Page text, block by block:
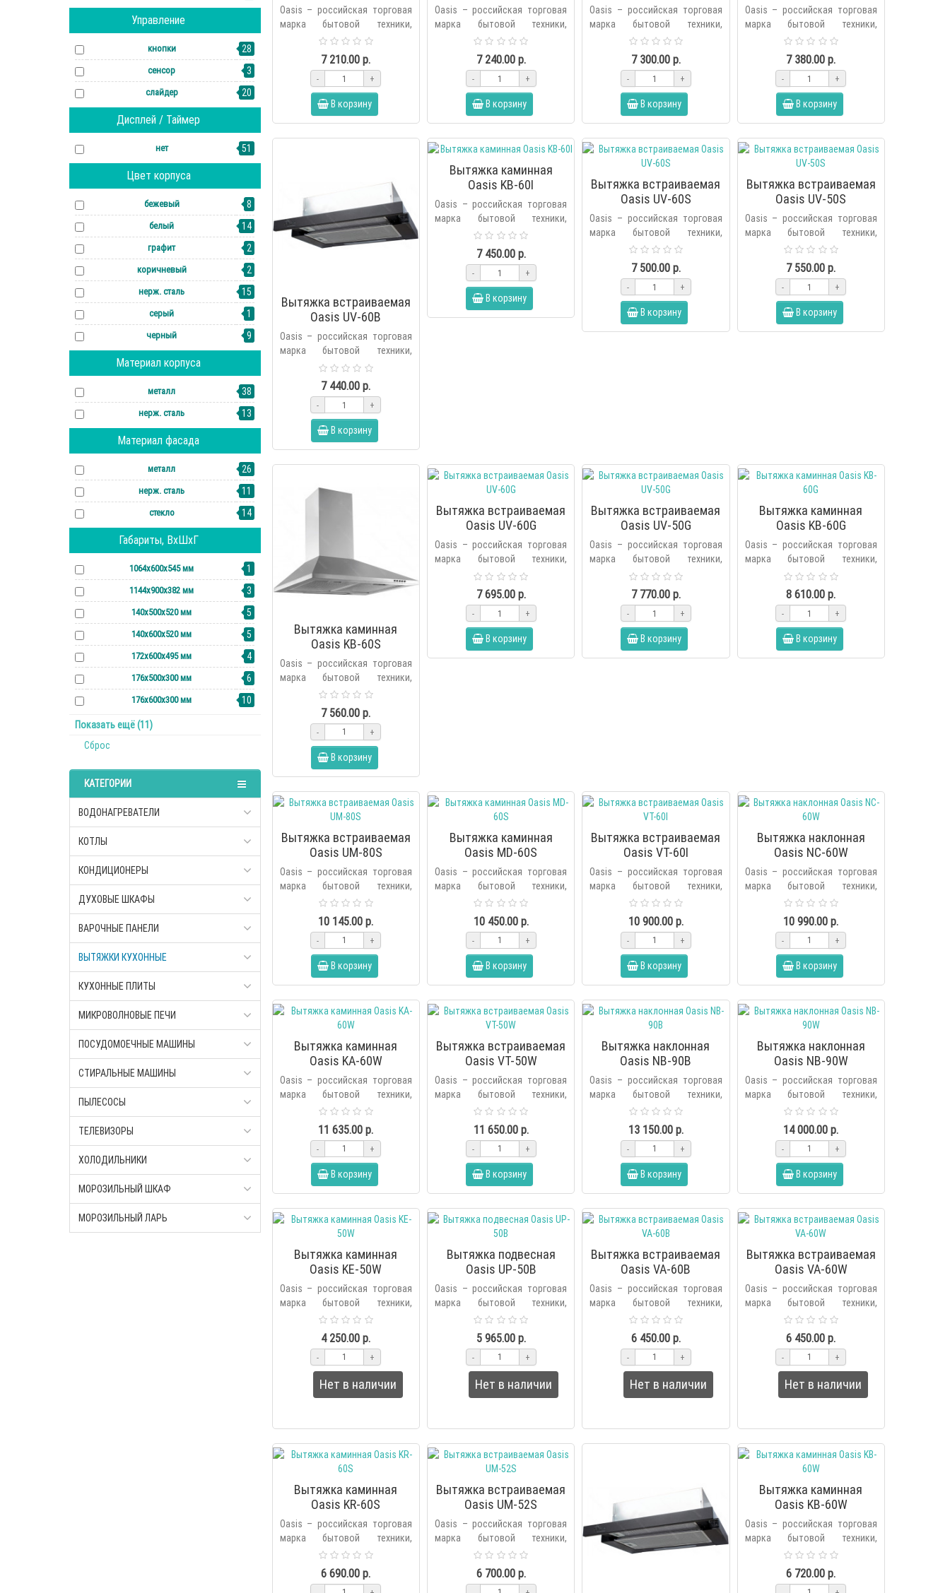
Управление
кнопки 28
сенсор 3
слайдер 20
Дисплей / Таймер
нет 51
Цвет корпуса
бежевый 8
белый 14
графит 2
коричневый 2
нерж. сталь 15
серый 1
черный 9
Материал корпуса
металл 38
нерж. сталь 13
Материал фасада
металл 26
нерж. сталь 11
стекло 14
Габариты, ВхШхГ
1064х600х545 мм 1
1144х900х382 мм 3
140х500х520 мм 5
140х600х520 мм 5
172х600х495 мм 4
176х500х300 мм 6
176х600х300 мм 10
190х600х500 мм
254х700х254 мм 1
820х600х500 мм 1
830х600х450 мм 3
830х600х480 мм 1
885х600х365 мм 1
960х600х475 мм 2
Показать ещё (11)
Сброс
КАТЕГОРИИ
ВОДОНАГРЕВАТЕЛИ
КОТЛЫ
КОНДИЦИОНЕРЫ
ДУХОВЫЕ ШКАФЫ
ВАРОЧНЫЕ ПАНЕЛИ
ВЫТЯЖКИ КУХОННЫЕ
КУХОННЫЕ ПЛИТЫ
МИКРОВОЛНОВЫЕ ПЕЧИ
ПОСУДОМОЕЧНЫЕ МАШИНЫ
СТИРАЛЬНЫЕ МАШИНЫ
ПЫЛЕСОСЫ
ТЕЛЕВИЗОРЫ
ХОЛОДИЛЬНИКИ
МОРОЗИЛЬНЫЙ ШКАФ
МОРОЗИЛЬНЫЙ ЛАРЬ
Oasis – российская торговая
марка бытовой техники,
основанная холдингом Forte в
2006 году. В продуктовую
линейку бренда вх..
7 210.00 р.
- +
В корзину
Oasis – российская торговая
марка бытовой техники,
основанная холдингом Forte в
2006 году. В продуктовую
линейку бренда вх..
7 240.00 р.
- +
В корзину
Oasis – российская торговая
марка бытовой техники,
основанная холдингом Forte в
2006 году. В продуктовую
линейку бренда вх..
7 300.00 р.
- +
В корзину
Oasis – российская торговая
марка бытовой техники,
основанная холдингом Forte в
2006 году. В продуктовую
линейку бренда вх..
7 380.00 р.
- +
В корзину
Вытяжка встраиваемая
Oasis UV-60B
Oasis – российская торговая
марка бытовой техники,
основанная холдингом Forte в
2006 году. В продуктовую
линейку бренда вх..
7 440.00 р.
- +
В корзину
Вытяжка каминная
Oasis KB-60I
Oasis – российская торговая
марка бытовой техники,
основанная холдингом Forte в
2006 году. В продуктовую
линейку бренда вх..
7 450.00 р.
- +
В корзину
Вытяжка встраиваемая
Oasis UV-60S
Oasis – российская торговая
марка бытовой техники,
основанная холдингом Forte в
2006 году. В продуктовую
линейку бренда вх..
7 500.00 р.
- +
В корзину
Вытяжка встраиваемая
Oasis UV-50S
Oasis – российская торговая
марка бытовой техники,
основанная холдингом Forte в
2006 году. В продуктовую
линейку бренда вх..
7 550.00 р.
- +
В корзину
Вытяжка каминная
Oasis KB-60S
Oasis – российская торговая
марка бытовой техники,
основанная холдингом Forte в
2006 году. В продуктовую
линейку бренда вх..
7 560.00 р.
- +
В корзину
Вытяжка встраиваемая
Oasis UV-60G
Oasis – российская торговая
марка бытовой техники,
основанная холдингом Forte в
2006 году. В продуктовую
линейку бренда вх..
7 695.00 р.
- +
В корзину
Вытяжка встраиваемая
Oasis UV-50G
Oasis – российская торговая
марка бытовой техники,
основанная холдингом Forte в
2006 году. В продуктовую
линейку бренда вх..
7 770.00 р.
- +
В корзину
Вытяжка каминная
Oasis KB-60G
Oasis – российская торговая
марка бытовой техники,
основанная холдингом Forte в
2006 году. В продуктовую
линейку бренда вх..
8 610.00 р.
- +
В корзину
Вытяжка встраиваемая
Oasis UM-80S
Oasis – российская торговая
марка бытовой техники,
основанная холдингом Forte в
2006 году. В продуктовую
линейку бренда вх..
10 145.00 р.
- +
В корзину
Вытяжка каминная
Oasis MD-60S
Oasis – российская торговая
марка бытовой техники,
основанная холдингом Forte в
2006 году. В продуктовую
линейку бренда вх..
10 450.00 р.
- +
В корзину
Вытяжка встраиваемая
Oasis VT-60I
Oasis – российская торговая
марка бытовой техники,
основанная холдингом Forte в
2006 году. В продуктовую
линейку бренда вх..
10 900.00 р.
- +
В корзину
Вытяжка наклонная
Oasis NC-60W
Oasis – российская торговая
марка бытовой техники,
основанная холдингом Forte в
2006 году. В продуктовую
линейку бренда вх..
10 990.00 р.
- +
В корзину
Вытяжка каминная
Oasis KA-60W
Oasis – российская торговая
марка бытовой техники,
основанная холдингом Forte в
2006 году. В продуктовую
линейку бренда вх..
11 635.00 р.
- +
В корзину
Вытяжка встраиваемая
Oasis VT-50W
Oasis – российская торговая
марка бытовой техники,
основанная холдингом Forte в
2006 году. В продуктовую
линейку бренда вх..
11 650.00 р.
- +
В корзину
Вытяжка наклонная
Oasis NB-90B
Oasis – российская торговая
марка бытовой техники,
основанная холдингом Forte в
2006 году. В продуктовую
линейку бренда вх..
13 150.00 р.
- +
В корзину
Вытяжка наклонная
Oasis NB-90W
Oasis – российская торговая
марка бытовой техники,
основанная холдингом Forte в
2006 году. В продуктовую
линейку бренда вх..
14 000.00 р.
- +
В корзину
Вытяжка каминная
Oasis KE-50W
Oasis – российская торговая
марка бытовой техники,
основанная холдингом Forte в
2006 году. В продуктовую
линейку бренда вх..
4 250.00 р.
- +
Нет в наличии
Вытяжка подвесная
Oasis UP-50B
Oasis – российская торговая
марка бытовой техники,
основанная холдингом Forte в
2006 году. В продуктовую
линейку бренда вх..
5 965.00 р.
- +
Нет в наличии
Вытяжка встраиваемая
Oasis VA-60B
Oasis – российская торговая
марка бытовой техники,
основанная холдингом Forte в
2006 году. В продуктовую
линейку бренда вх..
6 450.00 р.
- +
Нет в наличии
Вытяжка встраиваемая
Oasis VA-60W
Oasis – российская торговая
марка бытовой техники,
основанная холдингом Forte в
2006 году. В продуктовую
линейку бренда вх..
6 450.00 р.
- +
Нет в наличии
Вытяжка каминная
Oasis KR-60S
Oasis – российская торговая
марка бытовой техники,
основанная холдингом Forte в
2006 году. В продуктовую
линейку бренда вх..
6 690.00 р.
Вытяжка встраиваемая
Oasis UM-52S
Oasis – российская торговая
марка бытовой техники,
основанная холдингом Forte в
2006 году. В продуктовую
линейку бренда вх..
6 700.00 р.
Вытяжка каминная
Oasis KB-60W
Oasis – российская торговая
марка бытовой техники,
основанная холдингом Forte в
2006 году. В продуктовую
линейку бренда вх..
6 720.00 р.